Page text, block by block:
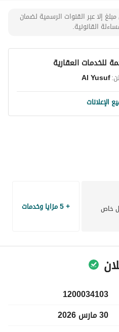
إلا عبر القنوات الرسمية لضمان
القانونية.
للخدمات العقارية
Al Yusuf
الإعلانات
خاص + 5 مزايا وخدمات
1200034103
30 مارس 2026